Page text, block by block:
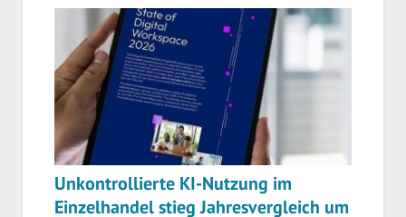
Unkontrollierte KI-Nutzung im
Einzelhandel stieg Jahresvergleich um